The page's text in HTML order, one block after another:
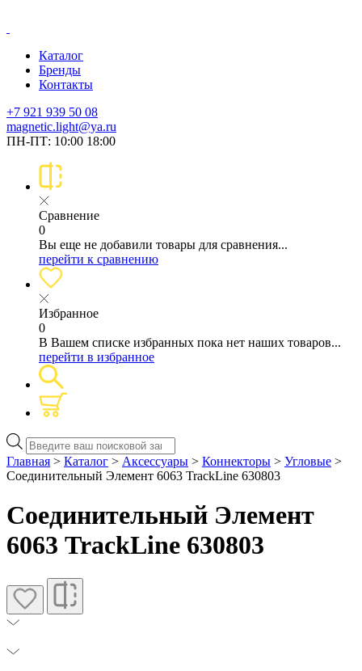
Каталог
Бренды
Контакты
+7 921 939 50 08
magnetic.light@ya.ru
ПН-ПТ: 10:00 18:00
Сравнение
0
Вы еще не добавили товары для сравнения...
перейти к сравнению
Избранное
0
В Вашем списке избранных пока нет наших товаров...
перейти в избранное
Поиск
товаров
Главная > Каталог > Аксессуары > Коннекторы > Угловые >
Соединительный Элемент 6063 TrackLine 630803
Соединительный Элемент
6063 TrackLine 630803